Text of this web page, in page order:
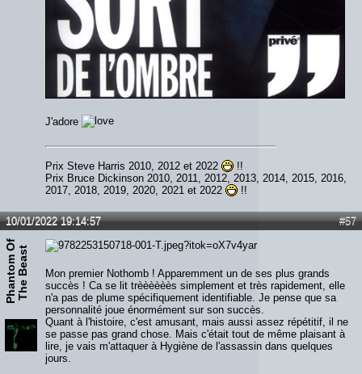
J'adore
Prix Steve Harris 2010, 2012 et 2022
!!
Prix Bruce Dickinson 2010, 2011, 2012, 2013, 2014, 2015, 2016,
2017, 2018, 2019, 2020, 2021 et 2022
!!
#57
10/01/2022 19:14:57
P
h
a
n
t
o
m
O
f
T
h
e
B
e
a
st
Mon premier Nothomb ! Apparemment un de ses plus grands
succès ! Ca se lit trèèèèèès simplement et très rapidement, elle
n'a pas de plume spécifiquement identifiable. Je pense que sa
personnalité joue énormément sur son succès.
Quant à l'histoire, c'est amusant, mais aussi assez répétitif, il ne
se passe pas grand chose. Mais c'était tout de même plaisant à
lire, je vais m'attaquer à Hygiène de l'assassin dans quelques
jours.